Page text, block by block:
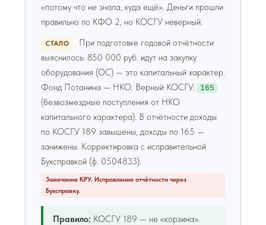
«потому что не знала, куда ещё». Деньги прошли
правильно по КФО 2, но КОСГУ неверный.
СТАЛО
При подготовке годовой отчётности
выяснилось: 850 000 руб. идут на закупку
оборудования (ОС) — это капитальный характер.
Фонд Потанина — НКО. Верный КОСГУ:
165
(безвозмездные поступления от НКО
капитального характера). В отчётности доходы
по КОСГУ 189 завышены, доходы по 165 —
занижены. Корректировка с исправительной
Бухсправкой (ф. 0504833).
Замечание КРУ. Исправление отчётности через
Бухсправку.
Правило: КОСГУ 189 — не «корзина».